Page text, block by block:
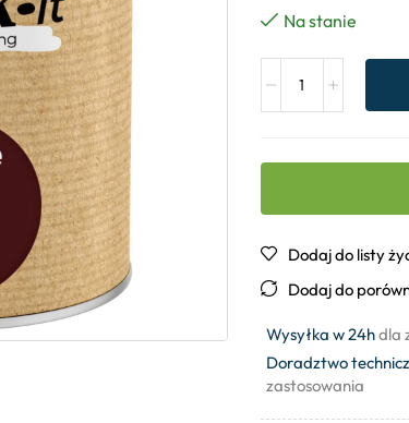
Na stanie
Dodaj do listy
Dodaj do
Wysyłka w 24hdla
Doradztwo
zastosowania